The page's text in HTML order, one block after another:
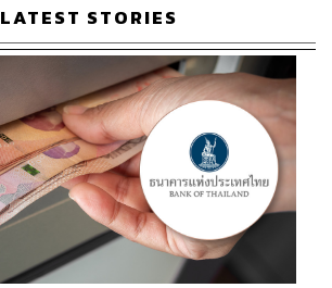
LATEST STORIES